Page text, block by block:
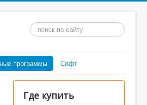
Искать...
программы Софт
Где купить